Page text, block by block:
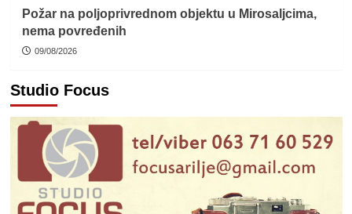
Požar na poljoprivrednom objektu u Mirosaljcima,
nema povređenih
09/08/2026
Studio Focus